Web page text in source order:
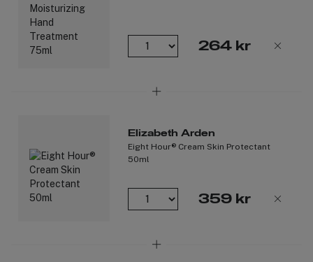
Mjukgör: Hjälper till att lugna torr hud.
Jämnar ut: Gör huden smidig och silkeslen.
Förnyar: Återställer hudens naturliga skönhet.
Skyddar: Förhindrar fuktförlust.
Balanserar: Främjar ett hälsosamt mikrobiom med hjälp av
Huden blir slätare och smidigare för varje användning.
Produktnummer:3279242
264 kr
Elizabeth Arden
Eight Hour® Cream Skin Protectant
50ml
359 kr